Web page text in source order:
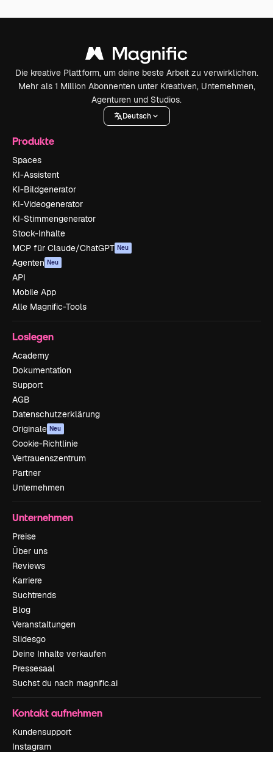
Die kreative Plattform, um deine beste Arbeit zu verwirklichen.
Mehr als 1 Million Abonnenten unter Kreativen, Unternehmen,
Agenturen und Studios.
Deutsch
Produkte
Spaces
KI-Assistent
KI-Bildgenerator
KI-Videogenerator
KI-Stimmengenerator
Stock-Inhalte
MCP für Claude/ChatGPT Neu
Agenten Neu
API
Mobile App
Alle Magnific-Tools
Loslegen
Academy
Dokumentation
Support
AGB
Datenschutzerklärung
Originale Neu
Cookie-Richtlinie
Vertrauenszentrum
Partner
Unternehmen
Unternehmen
Preise
Über uns
Reviews
Karriere
Suchtrends
Blog
Veranstaltungen
Slidesgo
Deine Inhalte verkaufen
Pressesaal
Suchst du nach magnific.ai
Kontakt aufnehmen
Kundensupport
Instagram